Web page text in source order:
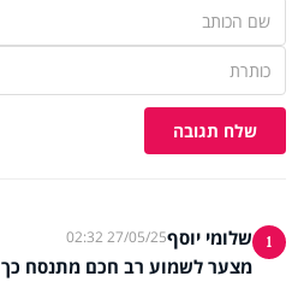
שלח תגובה
1 שלומי יוסף27/05/25 02:32
מצער לשמוע רב חכם מתנסח כך